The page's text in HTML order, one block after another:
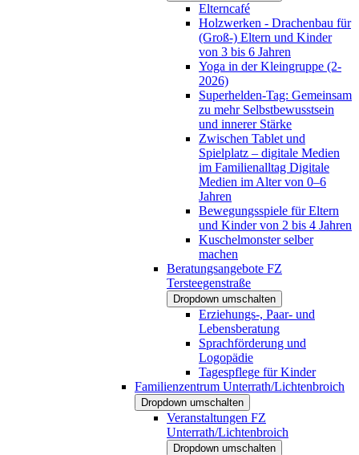
Elterncafé
Holzwerken - Drachenbau für
(Groß-) Eltern und Kinder
von 3 bis 6 Jahren
Yoga in der Kleingruppe (2-
2026)
Superhelden-Tag: Gemeinsam
zu mehr Selbstbewusstsein
und innerer Stärke
Zwischen Tablet und
Spielplatz – digitale Medien
im Familienalltag Digitale
Medien im Alter von 0–6
Jahren
Bewegungsspiele für Eltern
und Kinder von 2 bis 4 Jahren
Kuschelmonster selber
machen
Beratungsangebote FZ
Tersteegenstraße
Dropdown umschalten
Erziehungs-, Paar- und
Lebensberatung
Sprachförderung und
Logopädie
Tagespflege für Kinder
Familienzentrum Unterrath/Lichtenbroich
Dropdown umschalten
Veranstaltungen FZ
Unterrath/Lichtenbroich
Dropdown umschalten